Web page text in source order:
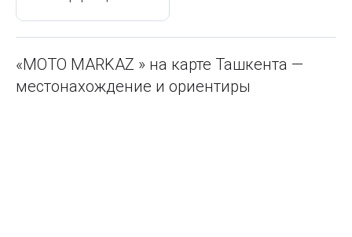
«MOTO MARKAZ » на карте Ташкента —
местонахождение и ориентиры